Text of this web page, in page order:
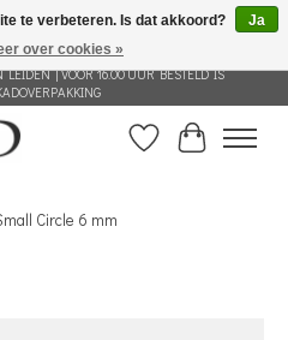
100 EURO | ALLES IN DEZE WEBSHOP IS
| VOOR 16.00 UUR BESTELD IS
Verlanglijst
Circle 6 mm
te verbeteren. Is dat akkoord?
Ja
over cookies »